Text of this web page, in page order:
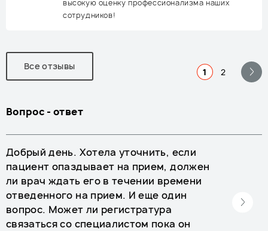
высокую оценку профессионализма наших
сотрудников!
Все отзывы
1 2
Вопрос - ответ
Добрый день. Хотела уточнить, если
пациент опаздывает на прием, должен
ли врач ждать его в течении времени
отведенного на прием. И еще один
вопрос. Может ли регистратура
связаться со специалистом пока он